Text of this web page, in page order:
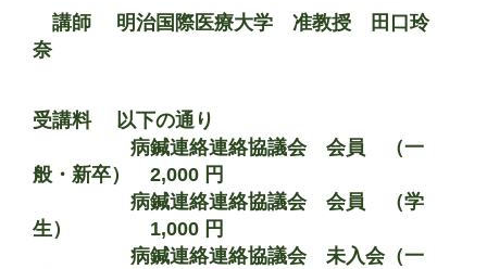
講師 明治国際医療大学 准教授 田口玲
奈
受講料 以下の通り
病鍼連絡連絡協議会 会員 （一
般・新卒）
2,000 円
病鍼連絡連絡協議会 会員 （学
生）
1,000 円
病鍼連絡連絡協議会 未入会（一